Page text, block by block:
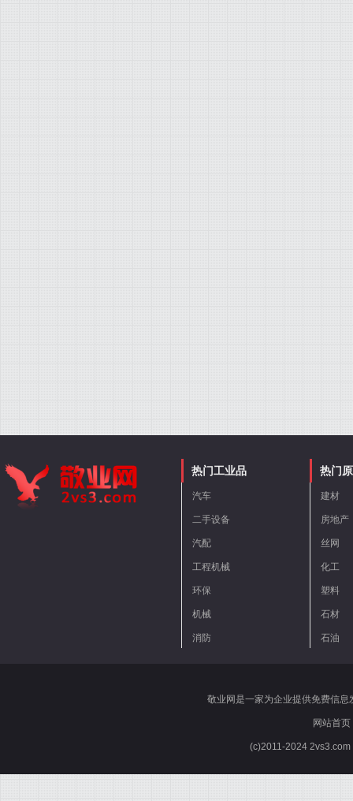
热门工业品
汽车
二手设备
汽配
工程机械
环保
机械
消防
热门
建材
房地产
丝网
化工
塑料
石材
石油
敬业网是一家为企业提供免费信
网站首页
(c)2011-2024